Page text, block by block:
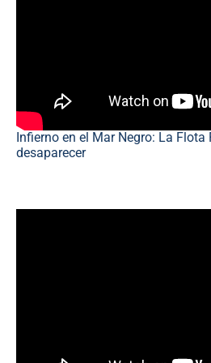
Infierno en el Mar Negro: La
desaparecer